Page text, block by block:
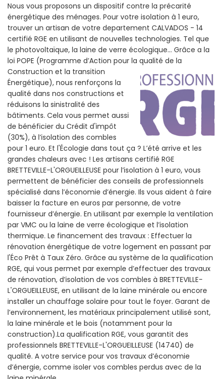
Nous vous proposons un dispositif contre la précarité
énergétique des ménages. Pour votre isolation à 1 euro,
trouver un artisan de votre departement CALVADOS - 14
certifié RGE en utilisant de nouvelles technologies. Tel que
le photovoltaïque, la laine de verre écologique... Grâce a la
loi POPE (Programme d’Action pour la qualité de la
Construction et la transition
Énergétique), nous renforçons la
qualité dans nos constructions et
réduisons la sinistralité des
bâtiments. Cela vous permet aussi
de bénéficier du Crédit d'impôt
(30%), à l’isolation des combles
pour 1 euro. Et l'Écologie dans tout ça ? L’été arrive et les
grandes chaleurs avec ! Les artisans certifié RGE
BRETTEVILLE-L'ORGUEILLEUSE pour l’isolation à 1 euro, vous
permettent de bénéficier des conseils de professionnels
spécialisé dans l’économie d’énergie. Ils vous aident à faire
baisser la facture en euros par personne, de votre
fournisseur d’énergie. En utilisant par exemple la ventilation
par VMC ou la laine de verre écologique et l’isolation
thermique. Le financement des travaux : Effectuer la
rénovation énergétique de votre logement en passant par
l'Éco Prêt à Taux Zéro. Grâce au système de la qualification
RGE, qui vous permet par exemple d’effectuer des travaux
de rénovation, d’isolation de vos combles à BRETTEVILLE-
L'ORGUEILLEUSE, en utilisant de la laine minérale ou encore
installer un chauffage solaire pour tout le foyer. Garant de
l’environnement, les matériaux principalement utilisé sont,
la laine minérale et le bois (notamment pour la
construction).La qualification RGE, vous garantit des
professionnels BRETTEVILLE-L'ORGUEILLEUSE (14740) de
qualité. A votre service pour vos travaux d’économie
d’énergie, comme isoler vos combles perdus avec de la